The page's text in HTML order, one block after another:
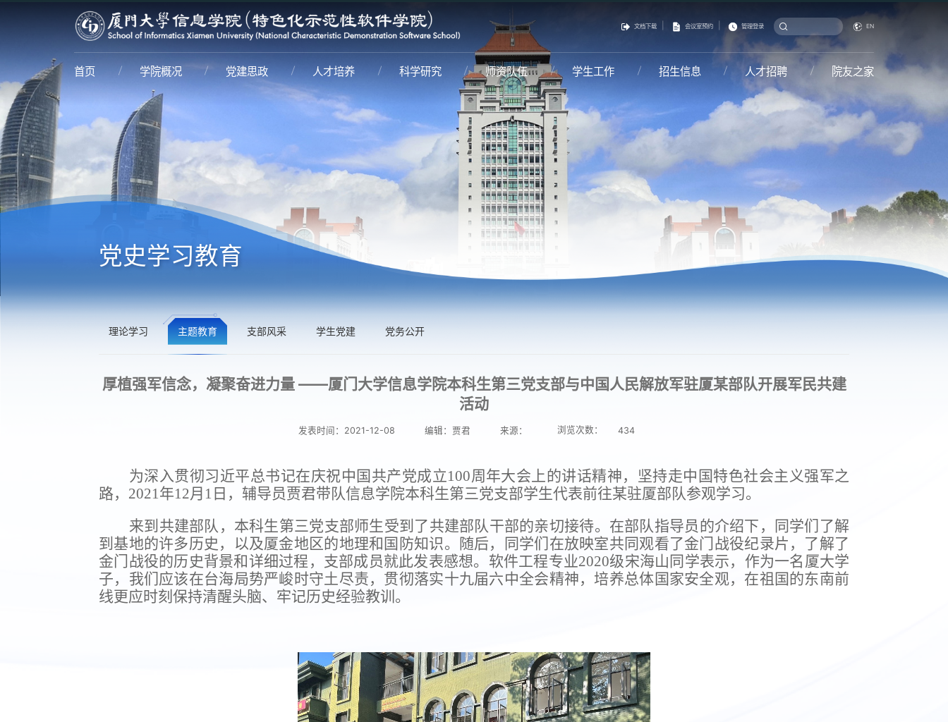
文档下载 会议室预约 管理登录 EN
首页 学院概况 党建思政 人才培养 科学研究 师资队伍 学生工作 招生信息 人才招聘 院友之家
党史学习教育
理论学习 主题教育 支部风采 学生党建 党务公开
厚植强军信念，凝聚奋进力量 ——厦门大学信息学院本科生第三党支部与中国人民解放军驻厦某部队开展军民共建
活动
发表时间：2021-12-08 编辑：贾君 来源： 浏览次数： 434
为深入贯彻习近平总书记在庆祝中国共产党成立100周年大会上的讲话精神，坚持走中国特色社会主义强军之
路， 2021 年12月 1 日，辅导员贾君带队信息学院本科生第三党支部学生代表前往某驻厦部队参观学习。
来到共建部队，本科生第三党支部师生受到了共建部队干部的亲切接待。在部队指导员的介绍下，同学们了解
到基地的许多历史，以及厦金地区的地理和国防知识。随后，同学们在放映室共同观看了金门战役纪录片，了解了
金门战役的历史背景和详细过程，支部成员就此发表感想。软件工程专业2020级宋海山同学表示，作为一名厦大学
子，我们应该在台海局势严峻时守土尽责，贯彻落实十九届六中全会精神，培养总体国家安全观，在祖国的东南前
线更应时刻保持清醒头脑、牢记历史经验教训。